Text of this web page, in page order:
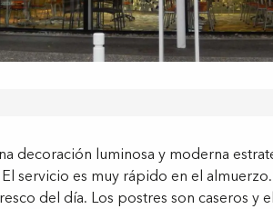
decoración luminosa y moderna
El servicio es muy rápido en el
del día. Los postres son caseros y